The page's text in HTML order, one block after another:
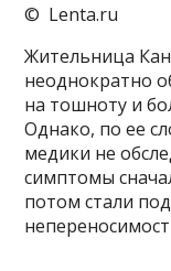
© Lenta.ru
Жительница
неоднократно
на тошноту и
Однако, по ее
медики не
симптомы
потом стали